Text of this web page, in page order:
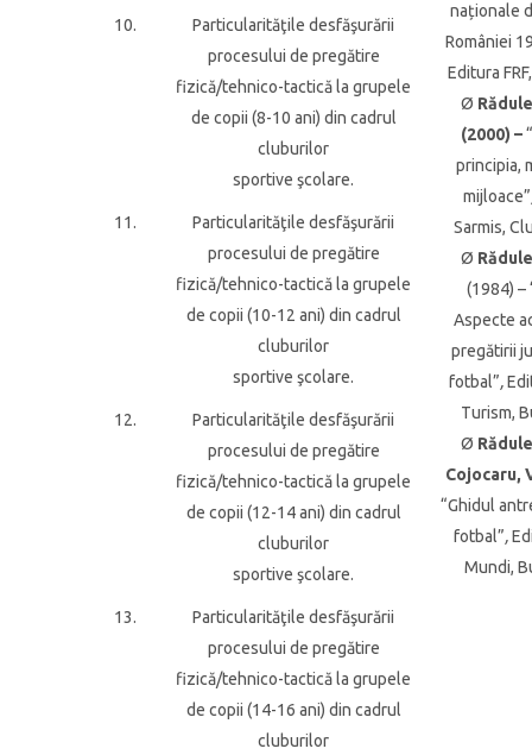
naționale
României
Editura
Ø
(2000) –
principia,
mijloace”
Sarmis,
Ø
(1984) –
Aspecte
pregătirii
fotbal”,
Turism,
Ø
Cojocaru,
“Ghidul
fotbal”,
Mundi,
10.
Particularităţile desfăşurării
procesului de pregătire
fizică/tehnico-tactică la grupele
de copii (8-10 ani) din cadrul
cluburilor
sportive şcolare.
11.
Particularităţile desfăşurării
procesului de pregătire
fizică/tehnico-tactică la grupele
de copii (10-12 ani) din cadrul
cluburilor
sportive şcolare.
12.
Particularităţile desfăşurării
procesului de pregătire
fizică/tehnico-tactică la grupele
de copii (12-14 ani) din cadrul
cluburilor
sportive şcolare.
13.
Particularităţile desfăşurării
procesului de pregătire
fizică/tehnico-tactică la grupele
de copii (14-16 ani) din cadrul
cluburilor